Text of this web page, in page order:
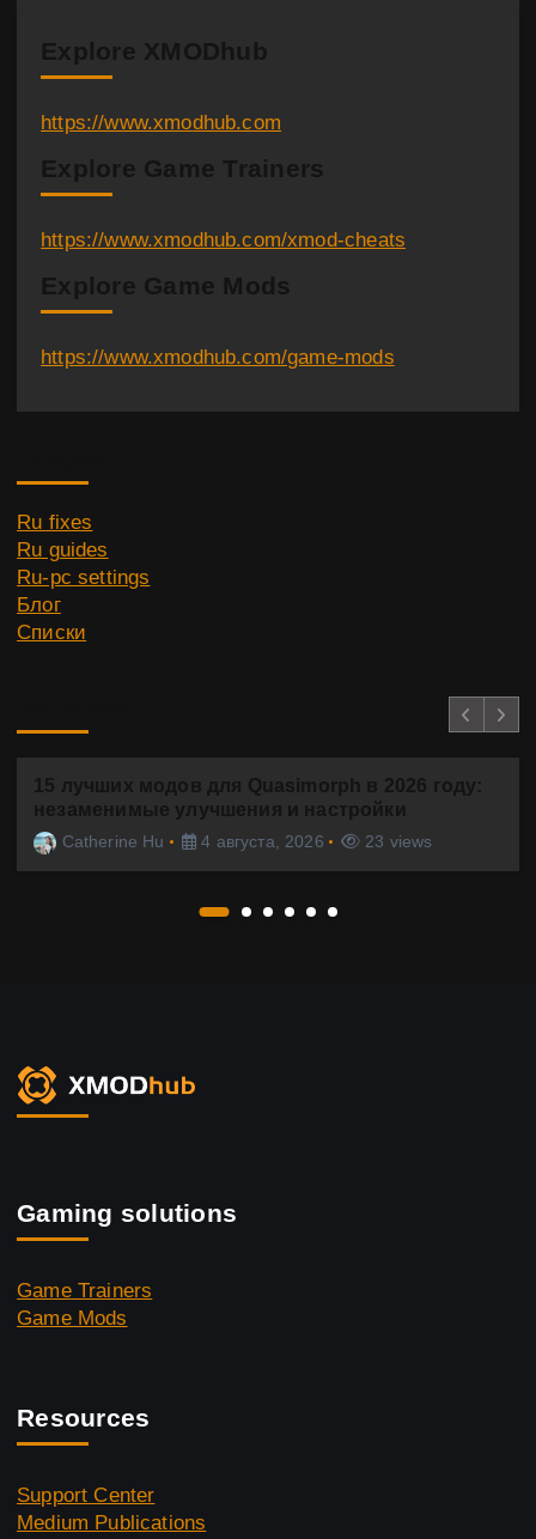
Explore XMODhub
https://www.xmodhub.com
Explore Game Trainers
https://www.xmodhub.com/xmod-cheats
Explore Game Mods
https://www.xmodhub.com/game-mods
Ru fixes
Ru guides
Ru-pc settings
Блог
Списки
15 лучших модов для Quasimorph в 2026 году:
незаменимые улучшения и настройки
Catherine Hu 4 августа, 2026 23 views
Gaming solutions
Game Trainers
Game Mods
Resources
Support Center
Medium Publications